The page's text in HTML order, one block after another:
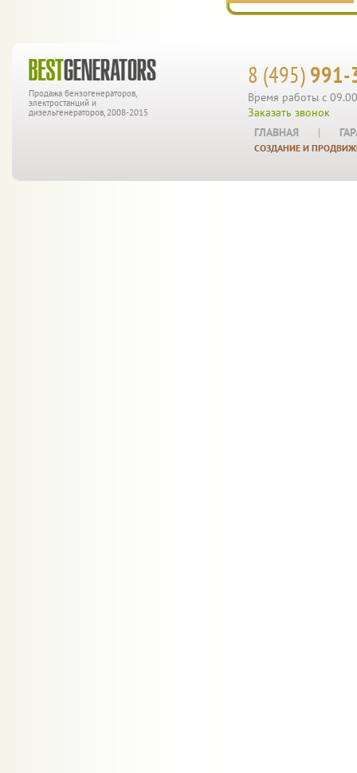
Продажа бензогенераторов,
электростанций и
дизельгенераторов, 2008-2015
8 (495)
Время работы с
Заказать звонок
ГЛАВНАЯ
|
СОЗДАНИЕ И